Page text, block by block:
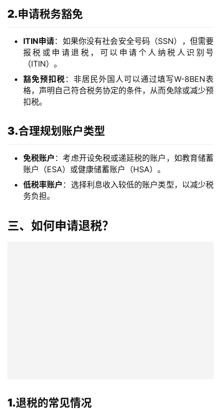
2.申请税务豁免
ITIN申请：如果你没有社会安全号码（SSN），但需要
报税或申请退税，可以申请个人纳税人识别号
（ITIN）。
豁免预扣税 ：非居民外国人可以通过填写W-8BEN表
格，声明自己符合税务协定的条件，从而免除或减少预
扣税。
3.合理规划账户类型
免税账户 ：考虑开设免税或递延税的账户，如教育储蓄
账户（ESA）或健康储蓄账户（HSA）。
低税率账户 ：选择利息收入较低的账户类型，以减少税
务负担。
三、如何申请退税？
1.退税的常见情况